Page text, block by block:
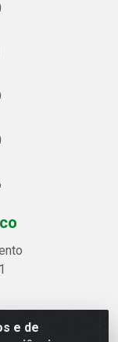
e de
2521 -